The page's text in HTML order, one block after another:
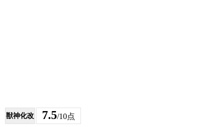
獣神化改 7.5/10点